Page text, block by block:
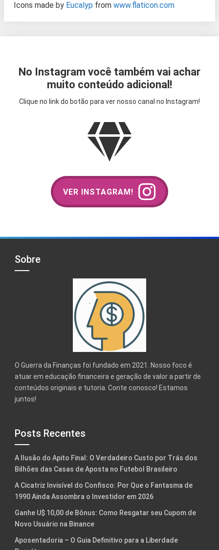
Icons made by Eucalyp from www.flaticon.com
No Instagram você também vai achar
muito conteúdo adicional!
Clique no link do botão para ver nosso canal no Instagram!
VER INSTAGRAM!
Sobre
O Guerra da Finanças foi fundado em 2021. Nosso foco é
atuar em educação financeira e geração de valor a partir de
conteúdos originais e tutoria. Conte conosco! Estamos
juntos!
Posts Recentes
A Ilusão do Apito Final: O Verdadeiro Custo por Trás dos
Bilhões das Casas de Aposta no Futebol Brasileiro
A Cicatriz Invisível do Confisco: Por Que o Fantasma de
1990 Ainda Assombra o Investidor em 2026
Ganhe U$ 10,00 de Bônus: Como Resgatar seu Cupom de
Novo Usuário na Binance
Aposentadoria – O Guia Definitivo para a Liberdade